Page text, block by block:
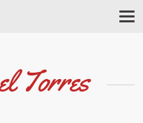
T
Torres